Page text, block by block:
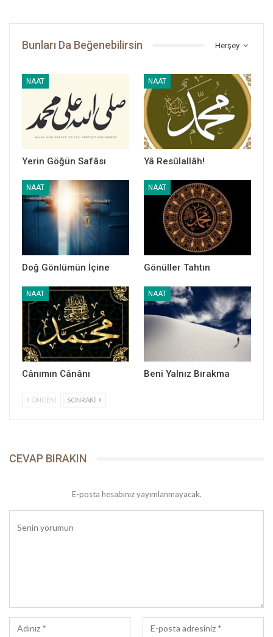
Herşey
Bunları Da Beğenebilirsin
NAAT
Yerin Göğün Safâsı
NAAT
Yâ Resûlallâh!
NAAT
Doğ Gönlümün İçine
NAAT
Gönüller Tahtın
NAAT
Cânımın Cânânı
NAAT
Beni Yalnız Bırakma
ÖNCEKI SONRAKI
CEVAP BIRAKIN
E-posta hesabınız yayımlanmayacak.